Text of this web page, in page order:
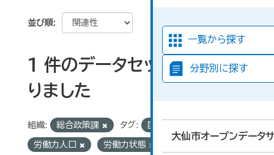
一覧から探す
分野別に探す
大仙市オープンデータ
並び順
1 件のデータセットが見つか
りました
組織: 総合政策課 タグ: 国勢調査
労働力人口 労働力状態